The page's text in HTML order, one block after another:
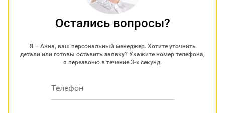
Остались вопросы?
Я – Анна, ваш персональный менеджер. Хотите уточнить
детали или готовы оставить заявку? Укажите номер телефона,
я перезвоню в течение 3-х секунд.